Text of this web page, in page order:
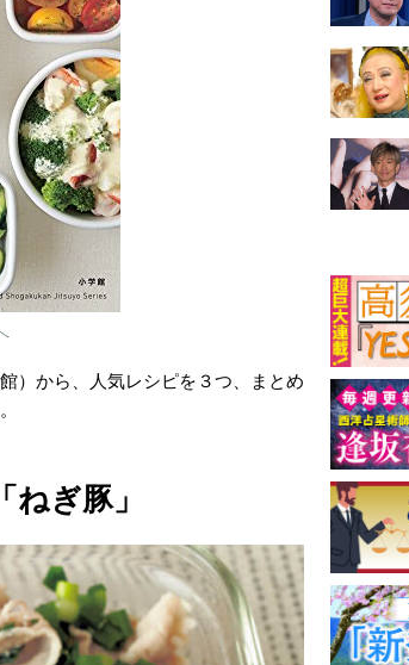
）から、人気レシピを３つ、まとめ
ぎ豚」